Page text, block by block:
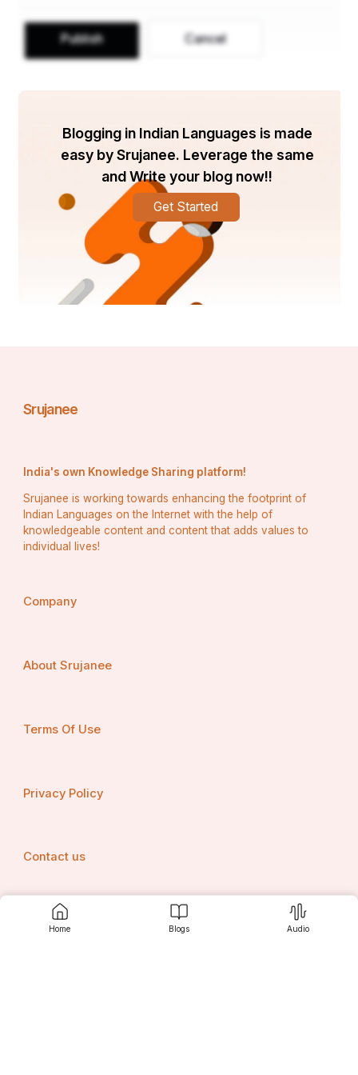
Home Blogs Audio
Publish Cancel
Blogging in Indian Languages is made
easy by Srujanee. Leverage the same
and Write your blog now!!
Get Started
Srujanee
India's own Knowledge Sharing platform!
Srujanee is working towards enhancing the footprint of
Indian Languages on the Internet with the help of
knowledgeable content and content that adds values to
individual lives!
Company
About Srujanee
Terms Of Use
Privacy Policy
Contact us
Srujanee